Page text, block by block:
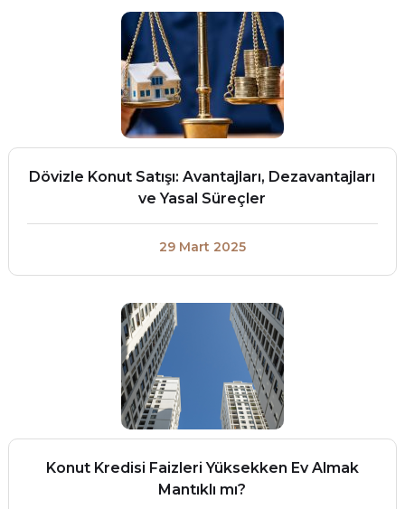
Dövizle Konut Satışı: Avantajları, Dezavantajları
ve Yasal Süreçler
29 Mart 2025
Konut Kredisi Faizleri Yüksekken Ev Almak
Mantıklı mı?